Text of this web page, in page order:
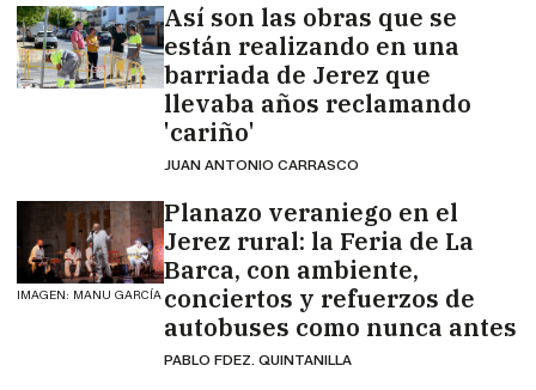
Así son las obras que se
están realizando en una
barriada de Jerez que
llevaba años reclamando
'cariño'
JUAN ANTONIO CARRASCO
IMAGEN: MANU GARCÍA
Planazo veraniego en el
Jerez rural: la Feria de La
Barca, con ambiente,
conciertos y refuerzos de
autobuses como nunca antes
PABLO FDEZ. QUINTANILLA